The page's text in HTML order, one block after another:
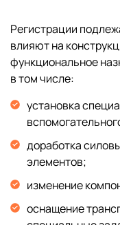
Регистрации
влияют на
функциональное
в том числе:
установка
доработка
элементов;
изменение
оснащение